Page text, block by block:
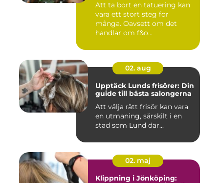
Att ta bort en tatuering kan
vara ett stort steg för
många. Oavsett om det
handlar om f&o...
02. aug
Upptäck Lunds frisörer: Din
guide till bästa salongerna
Att välja rätt frisör kan vara
en utmaning, särskilt i en
stad som Lund där...
02. maj
Klippning i Jönköping: